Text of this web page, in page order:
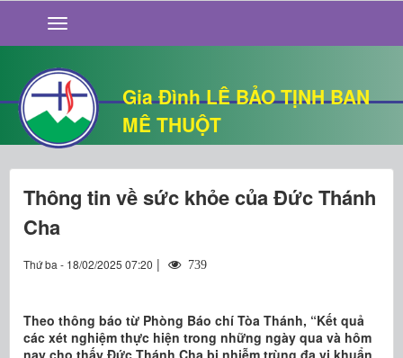
Gia Đình LÊ BẢO TỊNH BAN
MÊ THUỘT
GIỚI THIỆU
TIN TỨC
SỐNG ĐẠO
CHUYỆN NHÀ
QUÁN VĂN
THƯ GIÃN
Thông tin về sức khỏe của Đức Thánh
Cha
Thứ ba - 18/02/2025 07:20 | 739
Theo thông báo từ Phòng Báo chí Tòa Thánh, “Kết quả
các xét nghiệm thực hiện trong những ngày qua và hôm
nay cho thấy Đức Thánh Cha bị nhiễm trùng đa vi khuẩn